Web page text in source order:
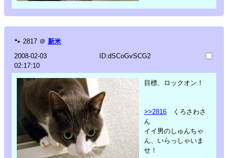
🐾 2817 ＠ 新米
2008-02-03
02:17:10
ID:dSCoGvSCG2
目標、ロックオン！
>>2816 くろさわさ
ん
イイ男のしゅんちゃ
ん、いらっしゃいま
せ！